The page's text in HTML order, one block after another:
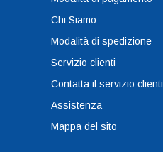
Chi Siamo
Modalità di spedizione
Servizio clienti
Contatta il servizio clienti
Assistenza
Mappa del sito